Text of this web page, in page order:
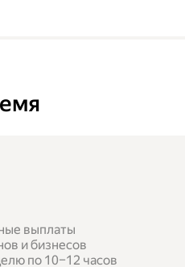
выплаты
и бизнесов
по 10–12 часов